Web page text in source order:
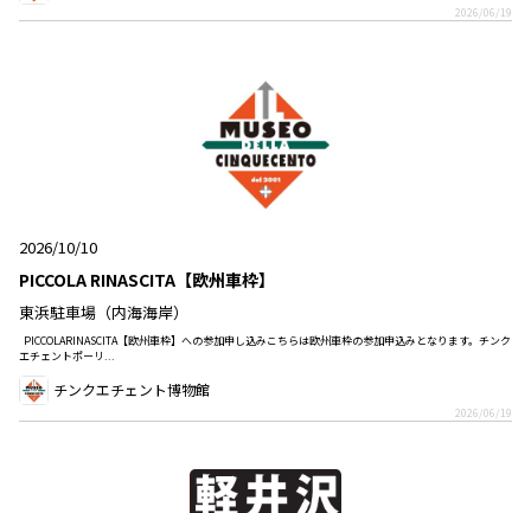
2026/06/19
2026/10/10
PICCOLA RINASCITA【欧州車枠】
東浜駐車場（内海海岸）
PICCOLARINASCITA【欧州車枠】への参加申し込みこちらは欧州車枠の参加申込みとなります。チンク
エチェントポーリ...
チンクエチェント博物館
2026/06/19